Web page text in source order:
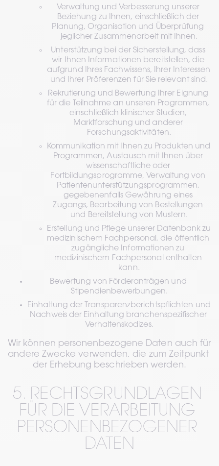
Verwaltung und Verbesserung unserer
Beziehung zu Ihnen, einschließlich der
Planung, Organisation und Überprüfung
jeglicher Zusammenarbeit mit Ihnen.
Unterstützung bei der Sicherstellung, dass
wir Ihnen Informationen bereitstellen, die
aufgrund Ihres Fachwissens, Ihrer Interessen
und Ihrer Präferenzen für Sie relevant sind.
Rekrutierung und Bewertung Ihrer Eignung
für die Teilnahme an unseren Programmen,
einschließlich klinischer Studien,
Marktforschung und anderer
Forschungsaktivitäten.
Kommunikation mit Ihnen zu Produkten und
Programmen, Austausch mit Ihnen über
wissenschaftliche oder
Fortbildungsprogramme, Verwaltung von
Patientenunterstützungsprogrammen,
gegebenenfalls Gewährung eines
Zugangs, Bearbeitung von Bestellungen
und Bereitstellung von Mustern.
Erstellung und Pflege unserer Datenbank zu
medizinischem Fachpersonal, die öffentlich
zugängliche Informationen zu
medizinischem Fachpersonal enthalten
kann.
Bewertung von Förderanträgen und
Stipendienbewerbungen.
Einhaltung der Transparenzberichtspflichten und
Nachweis der Einhaltung branchenspezifischer
Verhaltenskodizes.
Wir können personenbezogene Daten auch für
andere Zwecke verwenden, die zum Zeitpunkt
der Erhebung beschrieben werden.
5. RECHTSGRUNDLAGEN
FÜR DIE VERARBEITUNG
PERSONENBEZOGENER
DATEN